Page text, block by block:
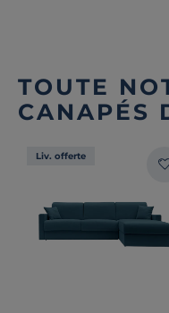
TOUTE
CANAPÉS
Liv. offerte